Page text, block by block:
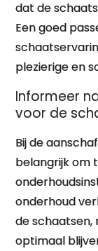
dat de
Een goed
plezierige en
Informeer
voor de
Bij de
belangrijk om
onderhoud
de
optimaal